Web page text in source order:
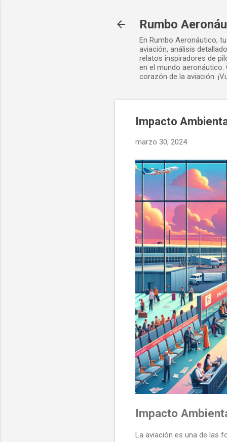
Rumbo
En Rumbo Aeronáutico,
aviación, análisis
relatos inspiradores de
en el mundo
corazón de la aviación.
Impacto
marzo 30, 2024
Impacto
La aviación es una de las